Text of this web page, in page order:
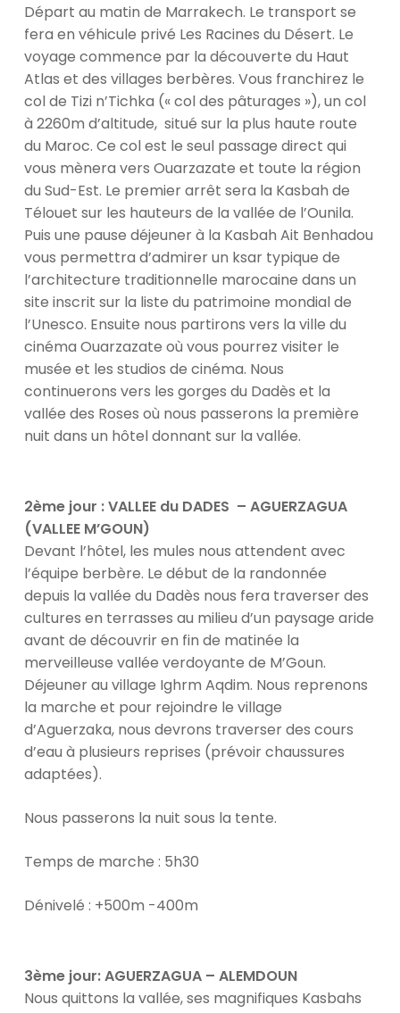
Départ au matin de Marrakech. Le transport se
fera en véhicule privé Les Racines du Désert. Le
voyage commence par la découverte du Haut
Atlas et des villages berbères. Vous franchirez le
col de Tizi n’Tichka (« col des pâturages »), un col
à 2260m d’altitude, situé sur la plus haute route
du Maroc. Ce col est le seul passage direct qui
vous mènera vers Ouarzazate et toute la région
du Sud-Est. Le premier arrêt sera la Kasbah de
Télouet sur les hauteurs de la vallée de l’Ounila.
Puis une pause déjeuner à la Kasbah Ait Benhadou
vous permettra d’admirer un ksar typique de
l’architecture traditionnelle marocaine dans un
site inscrit sur la liste du patrimoine mondial de
l’Unesco. Ensuite nous partirons vers la ville du
cinéma Ouarzazate où vous pourrez visiter le
musée et les studios de cinéma. Nous
continuerons vers les gorges du Dadès et la
vallée des Roses où nous passerons la première
nuit dans un hôtel donnant sur la vallée.
2ème jour : VALLEE du DADES – AGUERZAGUA
(VALLEE M’GOUN)
Devant l’hôtel, les mules nous attendent avec
l’équipe berbère. Le début de la randonnée
depuis la vallée du Dadès nous fera traverser des
cultures en terrasses au milieu d’un paysage aride
avant de découvrir en fin de matinée la
merveilleuse vallée verdoyante de M’Goun.
Déjeuner au village Ighrm Aqdim. Nous reprenons
la marche et pour rejoindre le village
d’Aguerzaka, nous devrons traverser des cours
d’eau à plusieurs reprises (prévoir chaussures
adaptées).
Nous passerons la nuit sous la tente.
Temps de marche : 5h30
Dénivelé : +500m -400m
3ème jour: AGUERZAGUA – ALEMDOUN
Nous quittons la vallée, ses magnifiques Kasbahs